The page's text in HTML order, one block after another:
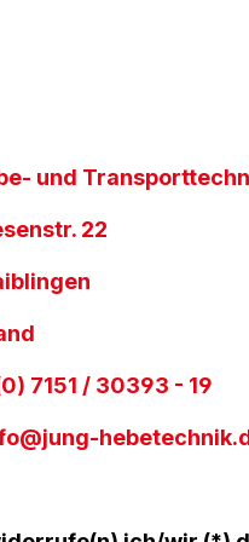
und
22
7151 / 30393 - 19